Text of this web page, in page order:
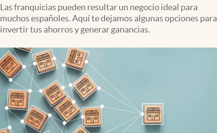
Las franquicias pueden resultar un negocio ideal para
muchos españoles. Aquí te dejamos algunas opciones para
invertir tus ahorros y generar ganancias.